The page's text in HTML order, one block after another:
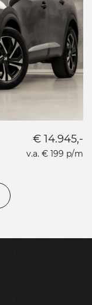
€ 14.945,-
v.a. € 199 p/m